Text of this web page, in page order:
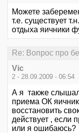
Можете
т.е. существует
отдыха яичники
Re: Вопрос про
Vic
2 - 28.09.2009 - 06:54
А я также
приема ОК
восстановить
действует , если
или я ошибаюсь?